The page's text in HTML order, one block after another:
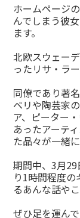
ホームページ
んでしまう彼
ます。
北欧スウェー
ったリサ・ラー
同僚であり著
ベリや陶芸家
ア、ピーター
あったアーテ
た品々が一緒
期間中、3月
り1時間程度
るあんな話や
ぜひ足を運ん